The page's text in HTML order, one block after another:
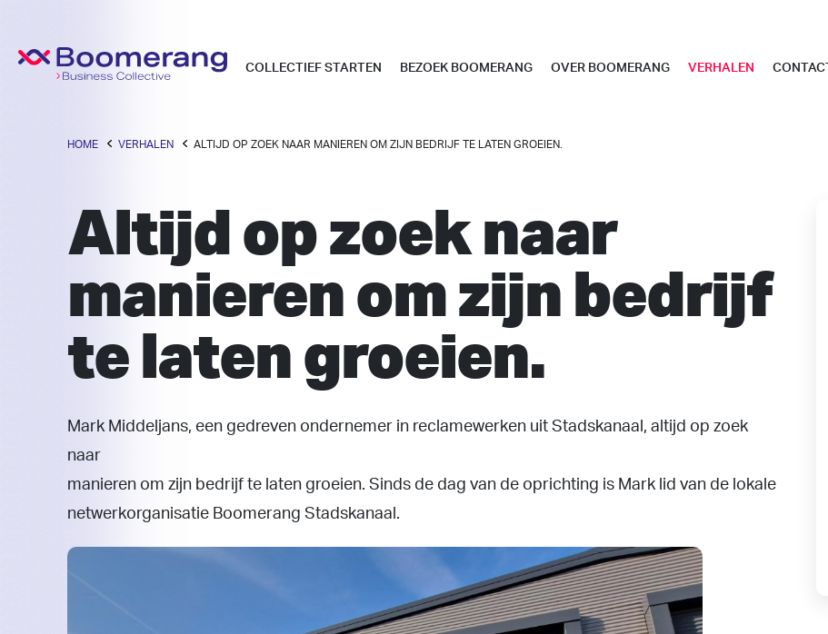
COLLECTIEF STARTEN BEZOEK BOOMERANG OVER BOOMERANG VERHALEN CONTACT
HOME VERHALEN ALTIJD OP ZOEK NAAR MANIEREN OM ZIJN BEDRIJF TE LATEN GROEIEN.
Altijd op zoek naar
manieren om zijn bedrijf
te laten groeien.
Mark Middeljans, een gedreven ondernemer in reclamewerken uit Stadskanaal, altijd op zoek
naar
manieren om zijn bedrijf te laten groeien. Sinds de dag van de oprichting is Mark lid van de lokale
netwerkorganisatie Boomerang Stadskanaal.